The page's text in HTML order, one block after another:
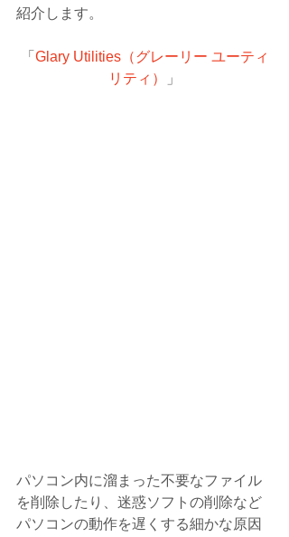
紹介します。
「 Glary Utilities（グレーリー ユーティ
リティ）
」
パソコン内に溜まった不要なファイル
を削除したり、迷惑ソフトの削除など
パソコンの動作を遅くする細かな原因